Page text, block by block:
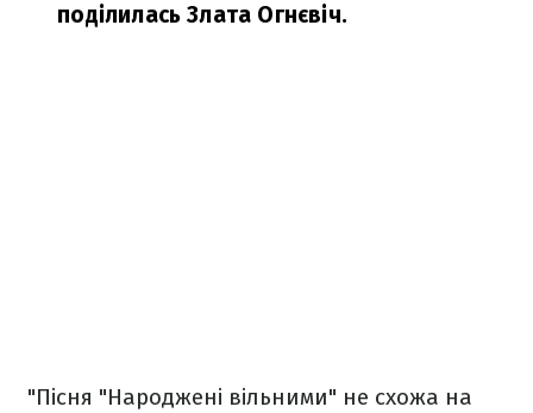
поділилась Злата Огнєвіч.
"Пісня "Народжені вільними" не схожа на